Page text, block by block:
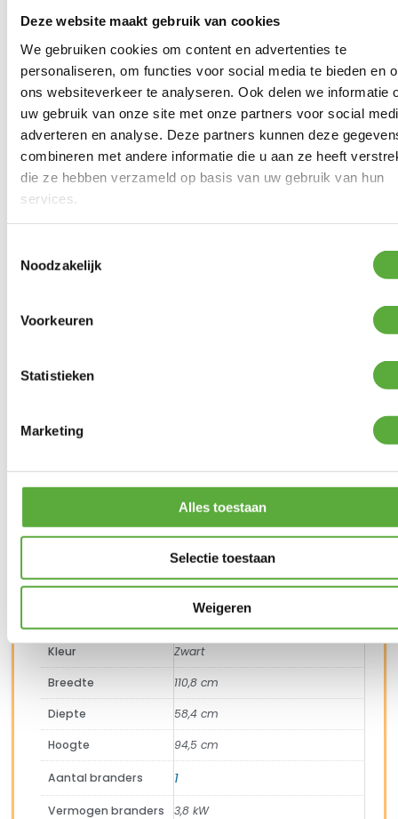
Deze website maakt gebruik van cookies
We gebruiken cookies om content en advertenties te
personaliseren, om functies voor social media te bieden en
ons websiteverkeer te analyseren. Ook delen we informatie
uw gebruik van onze site met onze partners voor social
adverteren en analyse. Deze partners kunnen deze
combineren met andere informatie die u aan ze heeft
die ze hebben verzameld op basis van uw gebruik van hun
services.
Noodzakelijk
Voorkeuren
Statistieken
Marketing
Alles toestaan
Selectie toestaan
Weigeren
hetzelfde moment klaar is
gasgebruik
• Dankzij het low-to-high-temperatuurbereik
barbecue je alles, van pannenkoeken tot steaks
• Eenvoudig te vervoeren zodat je hem overal mee
• Grill is bevestigd aan het onderstel zodat je hem
in een mum van tijd hebt opgesteld en kunt
barbecueën
Barbecuespecificaties:
Hoofdbranders: kW 3.8
Afmetingen – deksel dicht (centimeters) 94.5cm H
x 110.8cm B x 58.4cm D
Weight (kg) 28.141
apart verkrijgbaar)
Stevige weerbestendige wielen 2
Achteraf betalen mogelijk
Snelle verzending & levering aan huis
Kopersbescherming met Trusted Shops
Categorieën Barbecues,Gasbarbecue,Weber barbecues
Merk:Weber
Kleur Zwart
Breedte 110,8 cm
Diepte 58,4 cm
Hoogte 94,5 cm
Aantal branders 1
Vermogen branders 3,8 kW